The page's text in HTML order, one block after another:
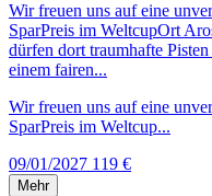
Wir freuen uns auf eine
SparPreis im WeltcupOrt
dürfen dort traumhafte
einem fairen...
Wir freuen uns auf eine
SparPreis im Weltcup...
09/01/2027 119 €
Mehr